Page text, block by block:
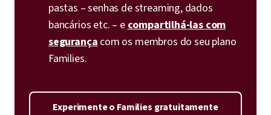
pastas – senhas de streaming, dados
bancários etc. – ecompartilhá-las com
segurançacom os membros do seu plano
Families.
Experimente o Families gratuitamente